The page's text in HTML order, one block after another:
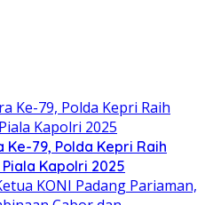
79, Polda Kepri Raih
Kapolri 2025